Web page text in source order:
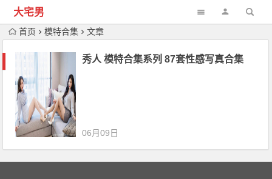
大宅男
首页 模特合集 文章
秀人 模特合集系列 87套性感写真合集
06月09日